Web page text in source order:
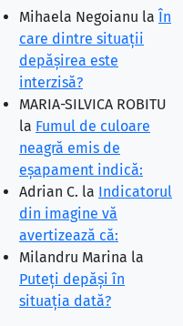
Mihaela Negoianu la În
care dintre situaţii
depăşirea este
interzisă?
MARIA-SILVICA ROBITU
la Fumul de culoare
neagră emis de
eşapament indică:
Adrian C. la Indicatorul
din imagine vă
avertizează că:
Milandru Marina la
Puteţi depăşi în
situaţia dată?